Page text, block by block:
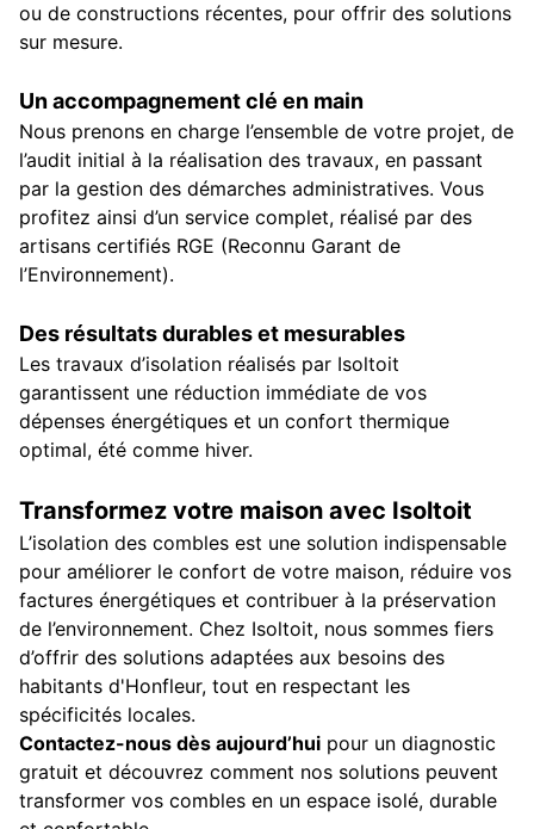
ou de constructions récentes, pour offrir des solutions
sur mesure.
Un accompagnement clé en main
Nous prenons en charge l’ensemble de votre projet, de
l’audit initial à la réalisation des travaux, en passant
par la gestion des démarches administratives. Vous
profitez ainsi d’un service complet, réalisé par des
artisans certifiés RGE (Reconnu Garant de
l’Environnement).
Des résultats durables et mesurables
Les travaux d’isolation réalisés par Isoltoit
garantissent une réduction immédiate de vos
dépenses énergétiques et un confort thermique
optimal, été comme hiver.
Transformez votre maison avec Isoltoit
L’isolation des combles est une solution indispensable
pour améliorer le confort de votre maison, réduire vos
factures énergétiques et contribuer à la préservation
de l’environnement. Chez Isoltoit, nous sommes fiers
d’offrir des solutions adaptées aux besoins des
habitants d'Honfleur, tout en respectant les
spécificités locales.
Contactez-nous dès aujourd’hui pour un diagnostic
gratuit et découvrez comment nos solutions peuvent
transformer vos combles en un espace isolé, durable